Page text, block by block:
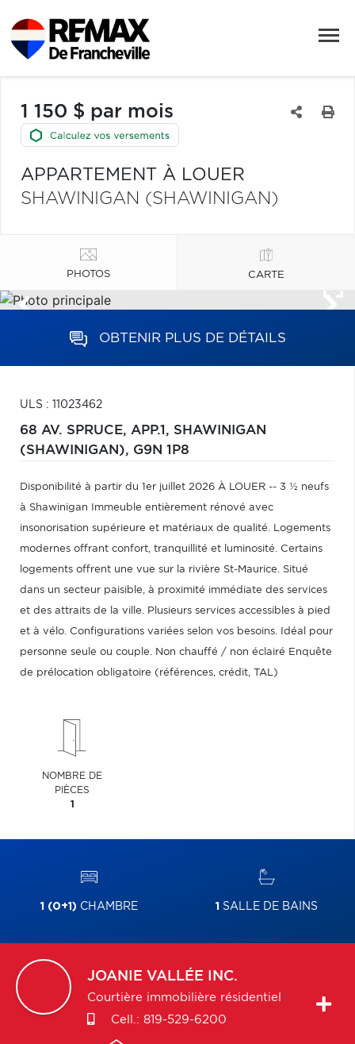
1 150 $ par mois
APPARTEMENT À LOUER
SHAWINIGAN (SHAWINIGAN)
PHOTOS CARTE
OBTENIR PLUS DE DÉTAILS
ULS : 11023462
68 AV. SPRUCE, APP.1, SHAWINIGAN
(SHAWINIGAN), G9N 1P8
Disponibilité à partir du 1er juillet 2026 À LOUER -- 3 ½ neufs
à Shawinigan Immeuble entièrement rénové avec
insonorisation supérieure et matériaux de qualité. Logements
modernes offrant confort, tranquillité et luminosité. Certains
logements offrent une vue sur la rivière St-Maurice. Situé
dans un secteur paisible, à proximité immédiate des services
et des attraits de la ville. Plusieurs services accessibles à pied
et à vélo. Configurations variées selon vos besoins. Idéal pour
personne seule ou couple. Non chauffé / non éclairé Enquête
de prélocation obligatoire (références, crédit, TAL)
NOMBRE DE
PIÈCES
1
1 (0+1) CHAMBRE 1 SALLE DE BAINS
JOANIE VALLÉE INC.
Courtière immobilière résidentiel
Cell.: 819-529-6200